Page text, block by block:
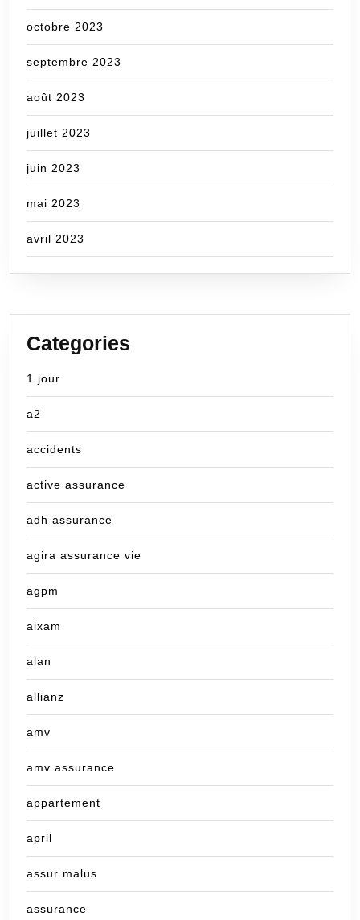
octobre 2023
septembre 2023
août 2023
juillet 2023
juin 2023
mai 2023
avril 2023
Categories
1 jour
a2
accidents
active assurance
adh assurance
agira assurance vie
agpm
aixam
alan
allianz
amv
amv assurance
appartement
april
assur malus
assurance